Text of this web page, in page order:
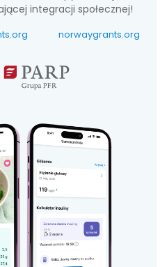
integracji społecznej!
norwaygrants.org